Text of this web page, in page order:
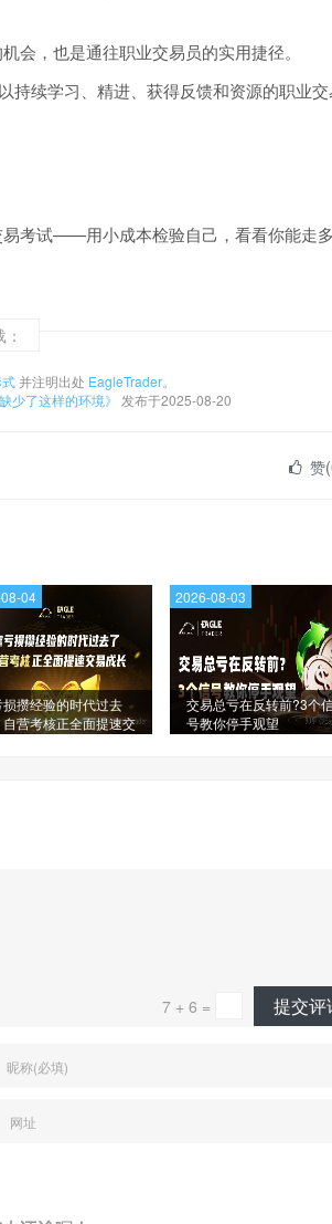
会，也是通往职业交易员的实用捷径。
续学习、精进、获得反馈和资源的职业
易考试——用小成本检验自己，看看你能走
并注明出处 EagleTrader。
少了这样的环境》 发布于2025-08-20
赞(
攒经验的时代过去
自营考核正全面提速交
04
交易总亏在反转前?3个
号教你停手观望
2026-08-03
7 + 6 = 提交评